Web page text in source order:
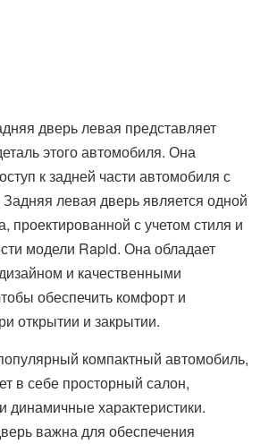
дверь левая представляет
этого автомобиля. Она
к задней части автомобиля с
левая дверь является одной
проектированной с учетом стиля и
модели Rapid. Она обладает
и качественными
обеспечить комфорт и
открытии и закрытии.
компактный автомобиль,
в себе просторный салон,
динамичные характеристики.
важна для обеспечения